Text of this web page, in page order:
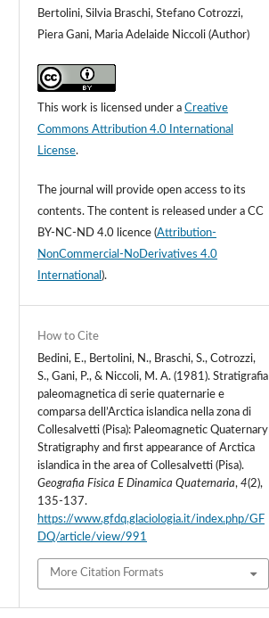
Bertolini, Silvia Braschi, Stefano Cotrozzi,
Piera Gani, Maria Adelaide Niccoli (Author)
This work is licensed under aCreative
Commons Attribution 4.0 International
License.
The journal will provide open access to its
contents. The content is released under aCC
BY-NC-ND 4.0 licence (Attribution-
NonCommercial-NoDerivatives 4.0
International ).
How to Cite
Bedini, E., Bertolini, N., Braschi, S., Cotrozzi,
S., Gani, P., & Niccoli, M. A. (1981). Stratigrafia
paleomagnetica di serie quaternarie e
comparsa dell’Arctica islandica nella zona di
Collesalvetti (Pisa): Paleomagnetic Quaternary
Stratigraphy and first appearance of Arctica
islandica in the area of Collesalvetti (Pisa).
Geografia Fisica E Dinamica Quaternaria,4(2),
135-137.
https://www.gfdq.glaciologia.it/index.php/GF
DQ/article/view/991
More Citation Formats